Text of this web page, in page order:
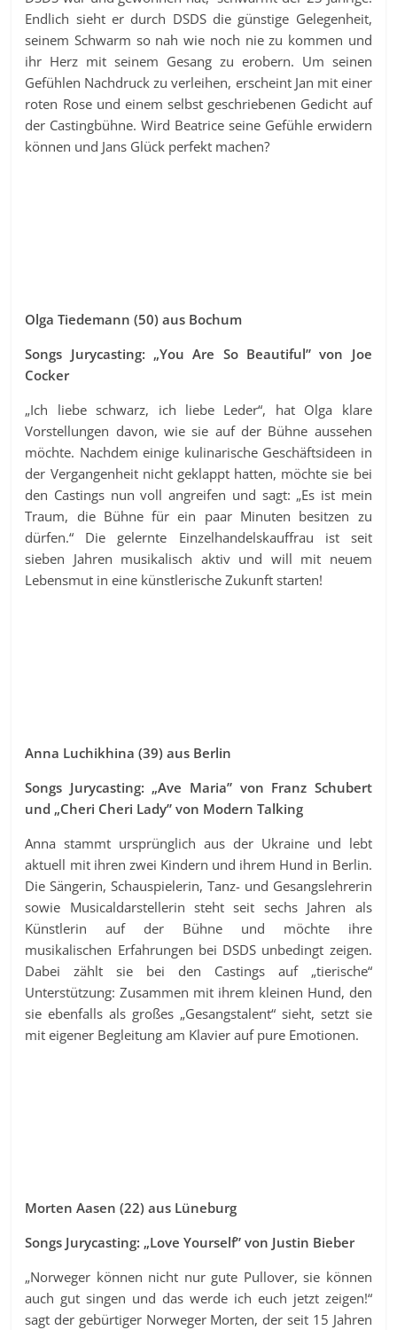
Endlich sieht er durch DSDS die günstige Gelegenheit,
seinem Schwarm so nah wie noch nie zu kommen und
ihr Herz mit seinem Gesang zu erobern. Um seinen
Gefühlen Nachdruck zu verleihen, erscheint Jan mit einer
roten Rose und einem selbst geschriebenen Gedicht auf
der Castingbühne. Wird Beatrice seine Gefühle erwidern
können und Jans Glück perfekt machen?
Olga Tiedemann (50) aus Bochum
Songs Jurycasting: „You Are So Beautiful” von Joe
Cocker
„Ich liebe schwarz, ich liebe Leder“, hat Olga klare
Vorstellungen davon, wie sie auf der Bühne aussehen
möchte. Nachdem einige kulinarische Geschäftsideen in
der Vergangenheit nicht geklappt hatten, möchte sie bei
den Castings nun voll angreifen und sagt: „Es ist mein
Traum, die Bühne für ein paar Minuten besitzen zu
dürfen.“ Die gelernte Einzelhandelskauffrau ist seit
sieben Jahren musikalisch aktiv und will mit neuem
Lebensmut in eine künstlerische Zukunft starten!
Anna Luchikhina (39) aus Berlin
Songs Jurycasting: „Ave Maria” von Franz Schubert
und „Cheri Cheri Lady” von Modern Talking
Anna stammt ursprünglich aus der Ukraine und lebt
aktuell mit ihren zwei Kindern und ihrem Hund in Berlin.
Die Sängerin, Schauspielerin, Tanz- und Gesangslehrerin
sowie Musicaldarstellerin steht seit sechs Jahren als
Künstlerin auf der Bühne und möchte ihre
musikalischen Erfahrungen bei DSDS unbedingt zeigen.
Dabei zählt sie bei den Castings auf „tierische“
Unterstützung: Zusammen mit ihrem kleinen Hund, den
sie ebenfalls als großes „Gesangstalent“ sieht, setzt sie
mit eigener Begleitung am Klavier auf pure Emotionen.
Morten Aasen (22) aus Lüneburg
Songs Jurycasting: „Love Yourself” von Justin Bieber
„Norweger können nicht nur gute Pullover, sie können
auch gut singen und das werde ich euch jetzt zeigen!“
sagt der gebürtiger Norweger Morten, der seit 15 Jahren